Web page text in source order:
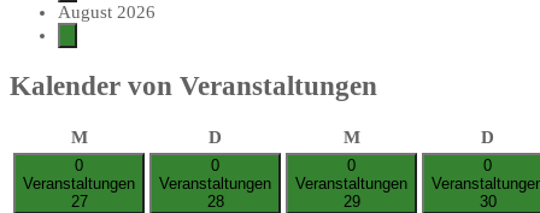
August 2026
Kalender von Veranstaltungen
M D M D
0
Veranstaltungen
27
0
Veranstaltungen
28
0
Veranstaltungen
29
0
30